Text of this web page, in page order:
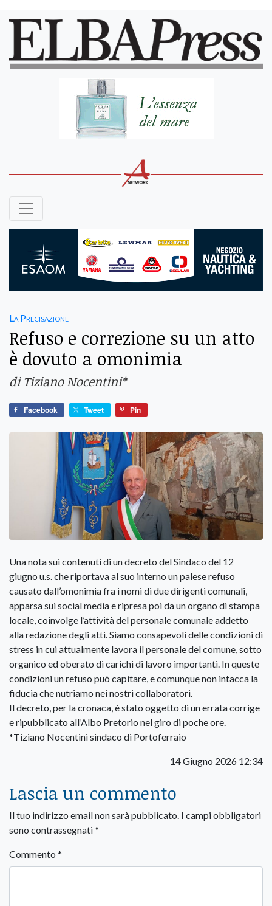
La Precisazione
Refuso e correzione su un atto
è dovuto a omonimia
di Tiziano Nocentini*
Facebook Tweet Pin
Una nota sui contenuti di un decreto del Sindaco del 12
giugno u.s. che riportava al suo interno un palese refuso
causato dall’omonimia fra i nomi di due dirigenti comunali,
apparsa sui social media e ripresa poi da un organo di stampa
locale, coinvolge l’attività del personale comunale addetto
alla redazione degli atti. Siamo consapevoli delle condizioni di
stress in cui attualmente lavora il personale del comune, sotto
organico ed oberato di carichi di lavoro importanti. In queste
condizioni un refuso può capitare, e comunque non intacca la
fiducia che nutriamo nei nostri collaboratori.
Il decreto, per la cronaca, è stato oggetto di un errata corrige
e ripubblicato all’Albo Pretorio nel giro di poche ore.
*Tiziano Nocentini sindaco di Portoferraio
14 Giugno 2026 12:34
Lascia un commento
Il tuo indirizzo email non sarà pubblicato. I campi obbligatori
sono contrassegnati*
Commento *